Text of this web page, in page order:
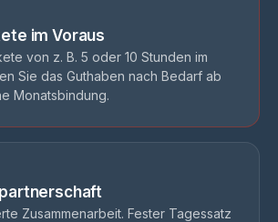
im Voraus
von z. B. 5 oder 10 Stunden im
Sie das Guthaben nach Bedarf ab
Monatsbindung.
Zusammenarbeit. Fester Tagessatz